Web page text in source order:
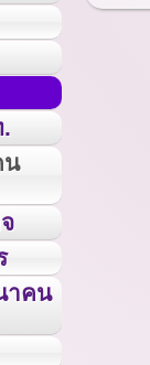
น
าคน